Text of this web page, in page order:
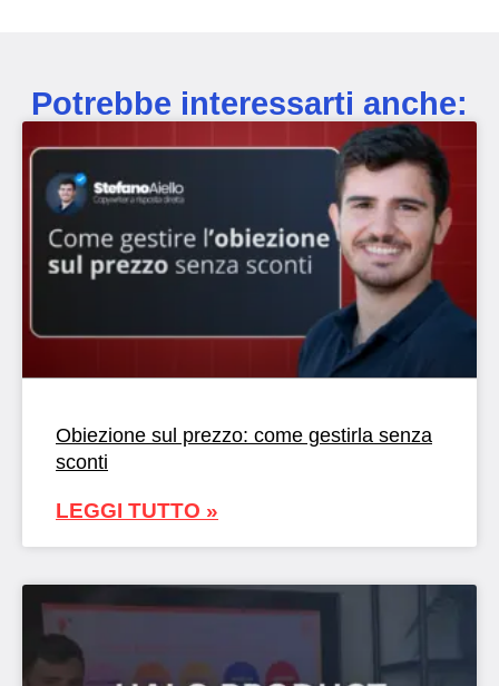
Potrebbe interessarti anche:
Obiezione sul prezzo: come gestirla senza
sconti
LEGGI TUTTO »